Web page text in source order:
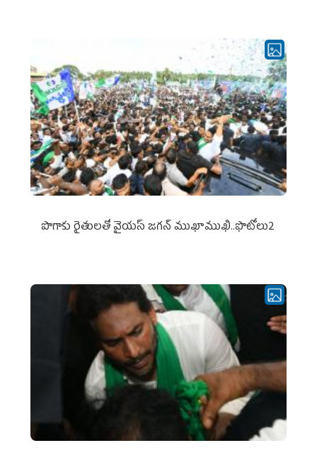
పొగాకు రైతుల‌తో వైయ‌స్ జ‌గ‌న్ ముఖాముఖి..ఫొటోలు2